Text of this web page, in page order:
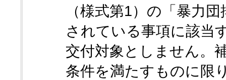
（様式第1）の「暴力
されている事項に該当
交付対象としません。
条件を満たすものに限